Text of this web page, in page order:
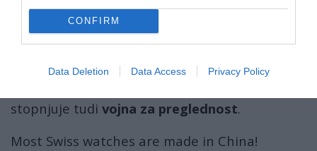
CONFIRM
Data Deletion Data Access Privacy Policy
Kitajski potrošniki se tudi sprašujejo, zakaj bi
morali plačevati luksuzne cene za blago,
stopnjuje tudi vojna za preglednost.
Most Swiss watches are made in China!